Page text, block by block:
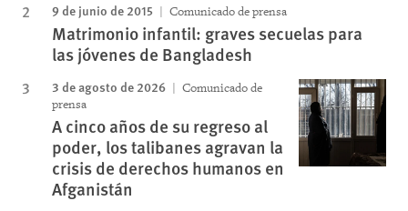
9 de junio de 2015 Comunicado de prensa
Matrimonio infantil: graves secuelas para
las jóvenes de Bangladesh
3 de agosto de 2026
Comunicado de
prensa
A cinco años de su regreso al
poder, los talibanes agravan la
crisis de derechos humanos en
Afganistán